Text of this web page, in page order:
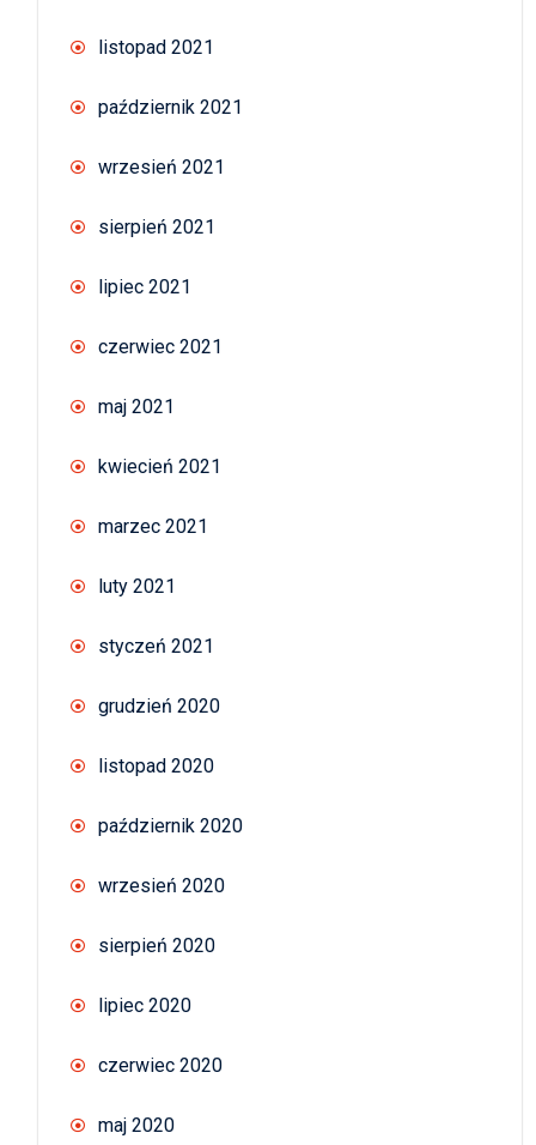
listopad 2021
październik 2021
wrzesień 2021
sierpień 2021
lipiec 2021
czerwiec 2021
maj 2021
kwiecień 2021
marzec 2021
luty 2021
styczeń 2021
grudzień 2020
listopad 2020
październik 2020
wrzesień 2020
sierpień 2020
lipiec 2020
czerwiec 2020
maj 2020